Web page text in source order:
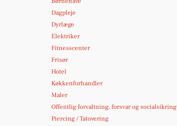
Dagpleje
Dyrlæge
Elektriker
Fitnesscenter
Frisør
Hotel
Køkkenforhandler
Maler
Offentlig forvaltning, forsvar og socialsikring
Piercing / Tatovering